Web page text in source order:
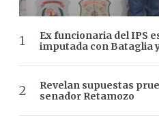
Ex funcionaria del IPS
imputada con Bataglia
Revelan supuestas
senador Retamozo